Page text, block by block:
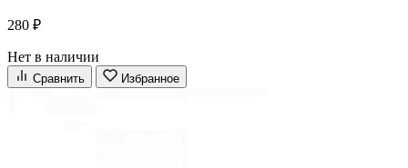
280 ₽
Нет в наличии
Сравнить Избранное